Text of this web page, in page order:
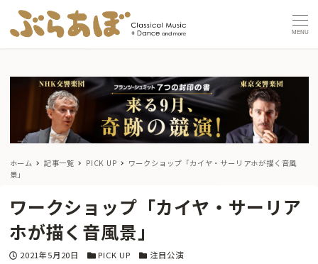
MENU
ホーム 記事一覧 PICK UP
ワークショップ「カイヤ・サーリアホが描く音風
景」
ワークショップ「カイヤ・サーリア
ホが描く音風景」
投稿日
2021年5月20日 カテゴリー
PICK UP カテゴリー
注目公演